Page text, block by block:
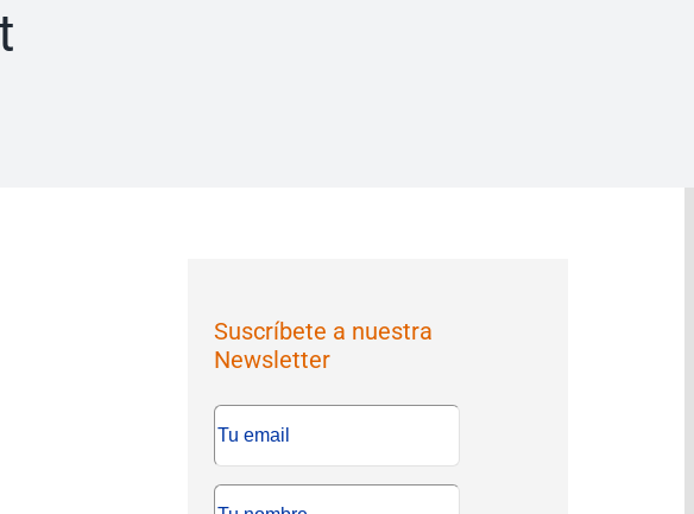
Suscríbete a nuestra
Newsletter